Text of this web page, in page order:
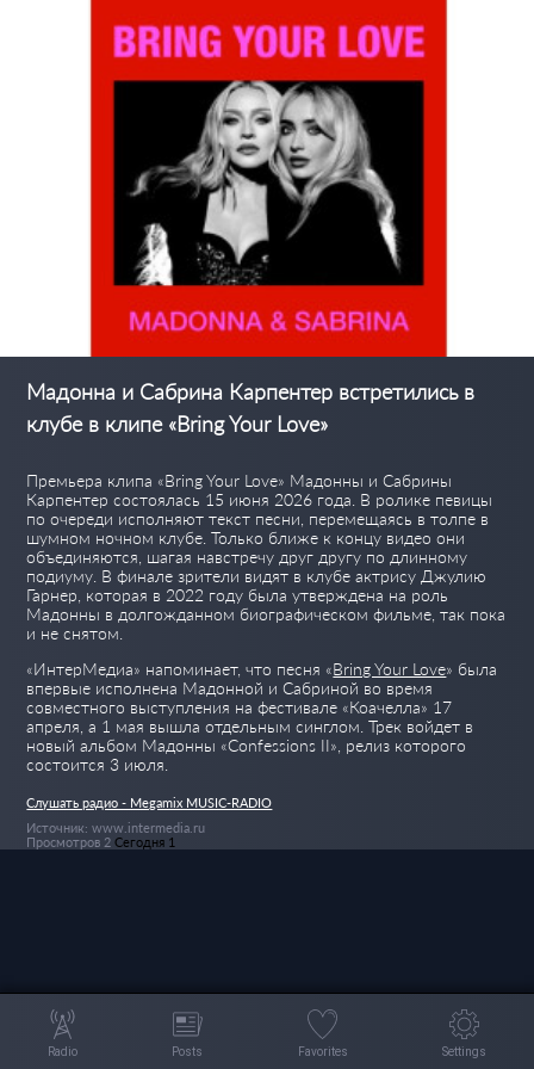
Мадонна и Сабрина Карпентер встретились в
клубе в клипе «Bring Your Love»
Премьера клипа «Bring Your Love» Мадонны и Сабрины
Карпентер состоялась 15 июня 2026 года. В ролике певицы
по очереди исполняют текст песни, перемещаясь в толпе в
шумном ночном клубе. Только ближе к концу видео они
объединяются, шагая навстречу друг другу по длинному
подиуму. В финале зрители видят в клубе актрису Джулию
Гарнер, которая в 2022 году была утверждена на роль
Мадонны в долгожданном биографическом фильме, так пока
и не снятом.
«ИнтерМедиа» напоминает, что песня «Bring Your Love» была
впервые исполнена Мадонной и Сабриной во время
совместного выступления на фестивале «Коачелла» 17
апреля, а 1 мая вышла отдельным синглом. Трек войдет в
новый альбом Мадонны «Confessions II», релиз которого
состоится 3 июля.
Слушать радио - Megamix MUSIC-RADIO
Источник: www.intermedia.ru
Просмотров 2 Сегодня 1
Radio Posts Favorites Settings